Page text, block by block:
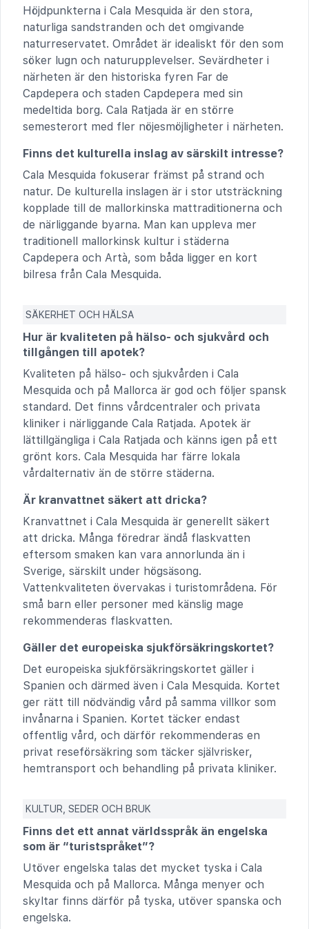
Höjdpunkterna i Cala Mesquida är den stora,
naturliga sandstranden och det omgivande
naturreservatet. Området är idealiskt för den som
söker lugn och naturupplevelser. Sevärdheter i
närheten är den historiska fyren Far de
Capdepera och staden Capdepera med sin
medeltida borg. Cala Ratjada är en större
semesterort med fler nöjesmöjligheter i närheten.
Finns det kulturella inslag av särskilt intresse?
Cala Mesquida fokuserar främst på strand och
natur. De kulturella inslagen är i stor utsträckning
kopplade till de mallorkinska mattraditionerna och
de närliggande byarna. Man kan uppleva mer
traditionell mallorkinsk kultur i städerna
Capdepera och Artà, som båda ligger en kort
bilresa från Cala Mesquida.
SÄKERHET OCH HÄLSA
Hur är kvaliteten på hälso- och sjukvård och
tillgången till apotek?
Kvaliteten på hälso- och sjukvården i Cala
Mesquida och på Mallorca är god och följer spansk
standard. Det finns vårdcentraler och privata
kliniker i närliggande Cala Ratjada. Apotek är
lättillgängliga i Cala Ratjada och känns igen på ett
grönt kors. Cala Mesquida har färre lokala
vårdalternativ än de större städerna.
Är kranvattnet säkert att dricka?
Kranvattnet i Cala Mesquida är generellt säkert
att dricka. Många föredrar ändå flaskvatten
eftersom smaken kan vara annorlunda än i
Sverige, särskilt under högsäsong.
Vattenkvaliteten övervakas i turistområdena. För
små barn eller personer med känslig mage
rekommenderas flaskvatten.
Gäller det europeiska sjukförsäkringskortet?
Det europeiska sjukförsäkringskortet gäller i
Spanien och därmed även i Cala Mesquida. Kortet
ger rätt till nödvändig vård på samma villkor som
invånarna i Spanien. Kortet täcker endast
offentlig vård, och därför rekommenderas en
privat reseförsäkring som täcker självrisker,
hemtransport och behandling på privata kliniker.
KULTUR, SEDER OCH BRUK
Finns det ett annat världsspråk än engelska
som är “turistspråket”?
Utöver engelska talas det mycket tyska i Cala
Mesquida och på Mallorca. Många menyer och
skyltar finns därför på tyska, utöver spanska och
engelska.